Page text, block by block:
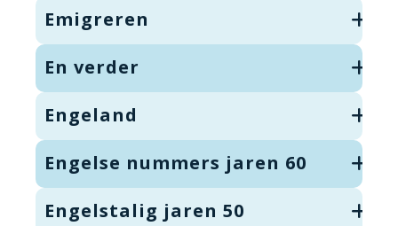
Emigreren
En verder
Engeland
Engelse nummers jaren 60
Engelstalig jaren 50